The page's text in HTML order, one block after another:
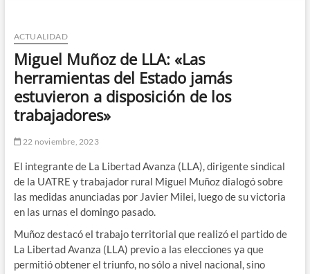
ACTUALIDAD
Miguel Muñoz de LLA: «Las
herramientas del Estado jamás
estuvieron a disposición de los
trabajadores»
22 noviembre, 2023
El integrante de La Libertad Avanza (LLA), dirigente sindical
de la UATRE y trabajador rural Miguel Muñoz dialogó sobre
las medidas anunciadas por Javier Milei, luego de su victoria
en las urnas el domingo pasado.
Muñoz destacó el trabajo territorial que realizó el partido de
La Libertad Avanza (LLA) previo a las elecciones ya que
permitió obtener el triunfo, no sólo a nivel nacional, sino